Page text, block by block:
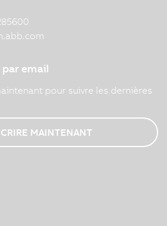
email
pour suivre les dernières
MAINTENANT